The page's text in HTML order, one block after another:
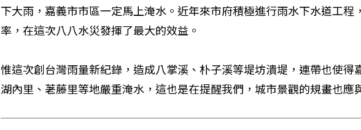
下大雨，嘉義市市區一定馬上淹水。近年來市府積極進行雨水下水道工
率，在這次八八水災發揮了最大的效益。
惟這次創台灣雨量新紀錄，造成八掌溪、朴子溪等堤坊潰堤，連帶也使得
湖內里、荖藤里等地嚴重淹水，這也是在提醒我們，城市景觀的規畫也應